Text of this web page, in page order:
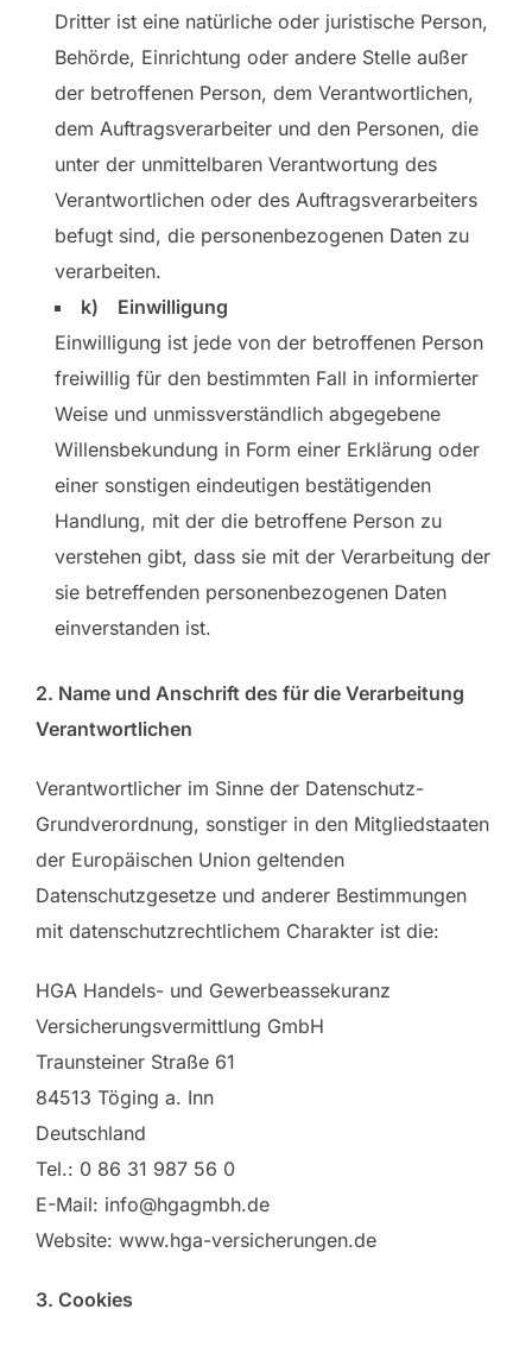
Dritter ist eine natürliche oder juristische Person,
Behörde, Einrichtung oder andere Stelle außer
der betroffenen Person, dem Verantwortlichen,
dem Auftragsverarbeiter und den Personen, die
unter der unmittelbaren Verantwortung des
Verantwortlichen oder des Auftragsverarbeiters
befugt sind, die personenbezogenen Daten zu
verarbeiten.
k) Einwilligung
Einwilligung ist jede von der betroffenen Person
freiwillig für den bestimmten Fall in informierter
Weise und unmissverständlich abgegebene
Willensbekundung in Form einer Erklärung oder
einer sonstigen eindeutigen bestätigenden
Handlung, mit der die betroffene Person zu
verstehen gibt, dass sie mit der Verarbeitung der
sie betreffenden personenbezogenen Daten
einverstanden ist.
2. Name und Anschrift des für die Verarbeitung
Verantwortlichen
Verantwortlicher im Sinne der Datenschutz-
Grundverordnung, sonstiger in den Mitgliedstaaten
der Europäischen Union geltenden
Datenschutzgesetze und anderer Bestimmungen
mit datenschutzrechtlichem Charakter ist die:
HGA Handels- und Gewerbeassekuranz
Versicherungsvermittlung GmbH
Traunsteiner Straße 61
84513 Töging a. Inn
Deutschland
Tel.: 0 86 31 987 56 0
E-Mail: info@hgagmbh.de
Website: www.hga-versicherungen.de
3. Cookies